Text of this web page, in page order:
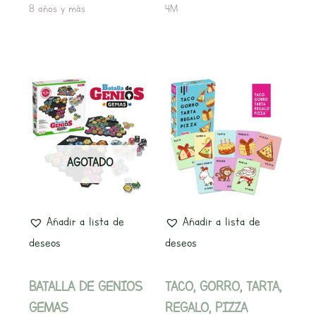
8 años y más 4M
AGOTADO
Añadir a lista de
deseos
BATALLA DE GENIOS
GEMAS
Añadir a lista de
deseos
TACO, GORRO, TARTA,
REGALO, PIZZA